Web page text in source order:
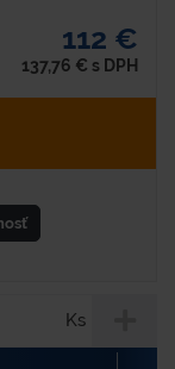
112 €
137,76 € s DPH
Ks